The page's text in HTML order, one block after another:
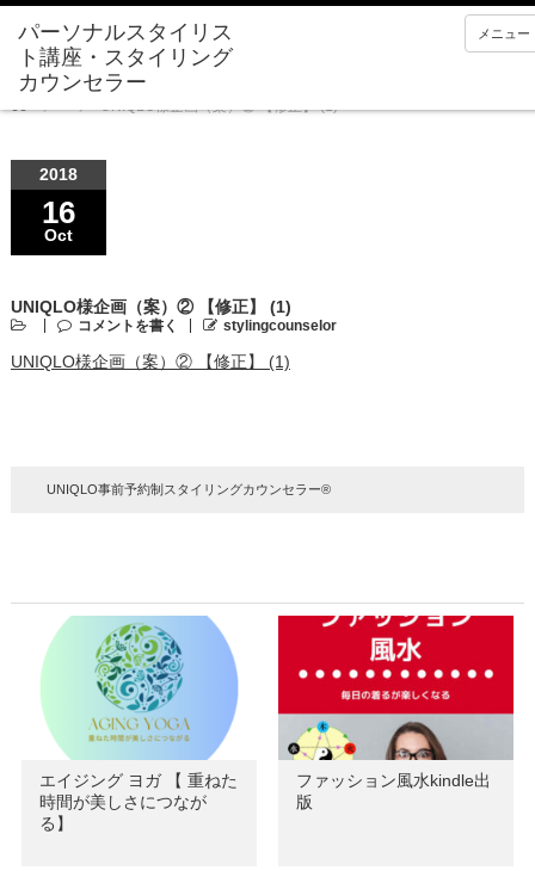
メニュー
UNIQLO様企画（案）② 【修正】 (1)
2018
16
Oct
UNIQLO様企画（案）② 【修正】 (1)
コメントを書く stylingcounselor
UNIQLO様企画（案）② 【修正】 (1)
UNIQLO事前予約制スタイリングカウンセラー®
エイジング ヨガ 【 重ねた
時間が美しさにつなが
る】
ファッション風水kindle出
版